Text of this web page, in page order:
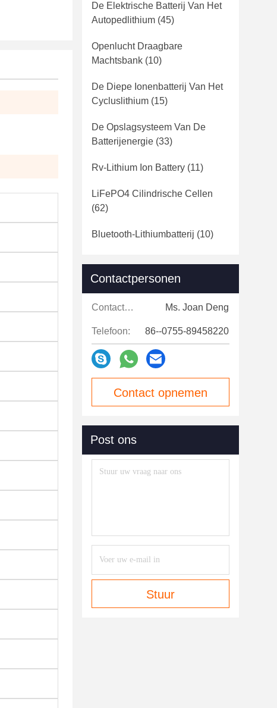
De Elektrische Batterij Van Het
Autopedlithium (45)
Openlucht Draagbare
Machtsbank (10)
De Diepe Ionenbatterij Van Het
Cycluslithium (15)
De Opslagsysteem Van De
Batterijenergie (33)
Rv-Lithium Ion Battery (11)
LiFePO4 Cilindrische Cellen
(62)
Bluetooth-Lithiumbatterij (10)
Contactpersonen
Contactpersonen: Ms. Joan Deng
Telefoon: 86--0755-89458220
Contact opnemen
Post ons
Stuur